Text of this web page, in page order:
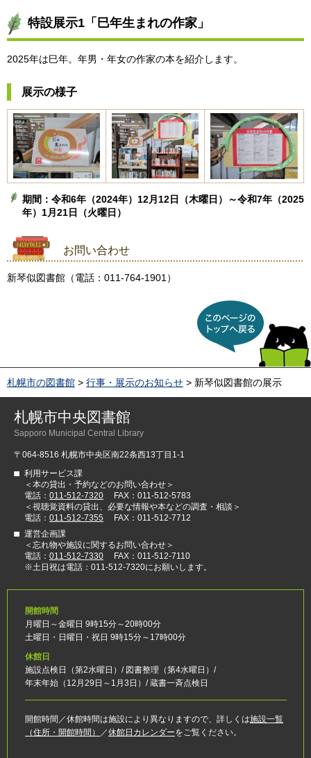
特設展示1「巳年生まれの作家」
2025年は巳年。年男・年女の作家の本を紹介します。
展示の様子
期間：令和6年（2024年）12月12日（木曜日）～令和7年（2025
年）1月21日（火曜日）
お問い合わせ
新琴似図書館（電話：011-764-1901）
このページのトップへ戻
る
札幌市の図書館 > 行事・展示のお知らせ > 新琴似図書館の展示
札幌市中央図書館
Sapporo Municipal Central Library
〒064-8516 札幌市中央区南22条西13丁目1-1
利用サービス課
＜本の貸出・予約などのお問い合わせ＞
電話： 011-512-7320
FAX：011-512-5783
＜視聴覚資料の貸出、必要な情報や本などの調査・相談＞
電話： 011-512-7355
FAX：011-512-7712
運営企画課
＜忘れ物や施設に関するお問い合わせ＞
電話： 011-512-7330
FAX：011-512-7110
※土日祝は電話：011-512-7320にお願いします。
開館時間
月曜日～金曜日 9時15分～20時00分
土曜日・日曜日・祝日 9時15分～17時00分
休館日
施設点検日（第2水曜日）/ 図書整理（第4水曜日）/
年末年始（12月29日～1月3日）/ 蔵書一斉点検日
開館時間／休館時間は施設により異なりますので、詳しくは施設一覧
（住所・開館時間）
／休館日カレンダーをご覧ください。